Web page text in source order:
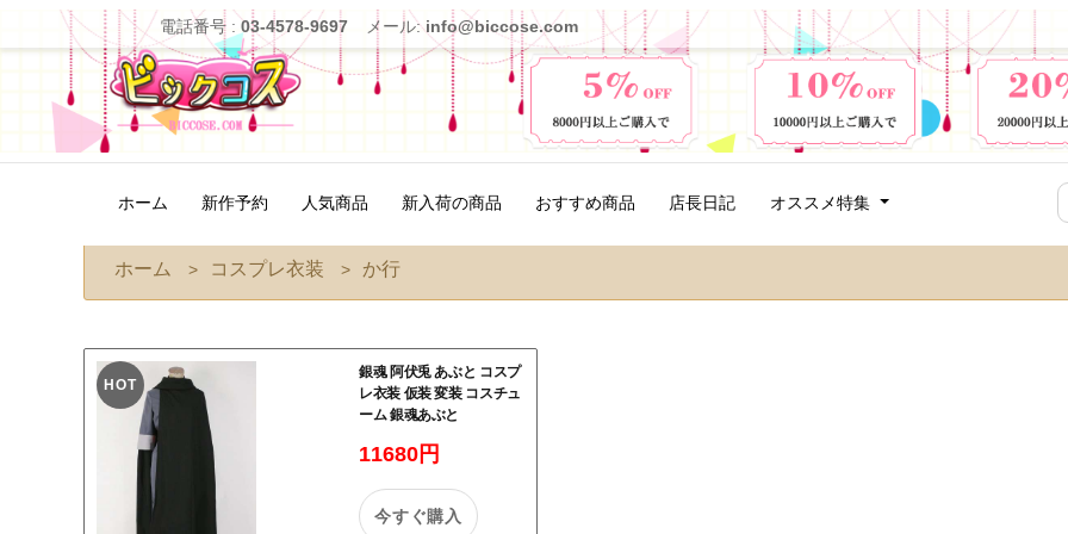
電話番号 :03-4578-9697 メール:info@biccose.com
ホーム 新作予約 人気商品 新入荷の商品 おすすめ商品 店長日記 オススメ特集
ホーム > コスプレ衣装 > か行
HOT
銀魂 阿伏兎 あぶと コスプ
レ衣装 仮装 変装 コスチュ
ーム 銀魂あぶと
11680円
今すぐ購入